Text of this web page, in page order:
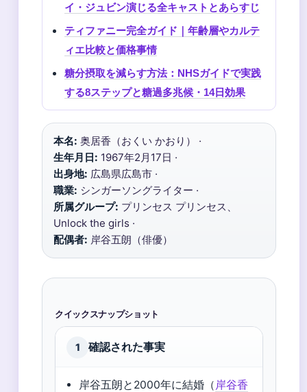
イ・ジュビン演じる全キャストとあらすじ
ティファニー完全ガイド｜年齢層やカルテ
ィエ比較と価格事情
糖分摂取を減らす方法：NHSガイドで実践
する8ステップと糖過多兆候・14日効果
本名: 奥居香（おくい かおり） ·
生年月日: 1967年2月17日 ·
出身地: 広島県広島市 ·
職業: シンガーソングライター ·
所属グループ: プリンセス プリンセス、
Unlock the girls ·
配偶者: 岸谷五朗（俳優）
クイックスナップショット
1 確認された事実
岸谷五朗と2000年に結婚（ 岸谷香